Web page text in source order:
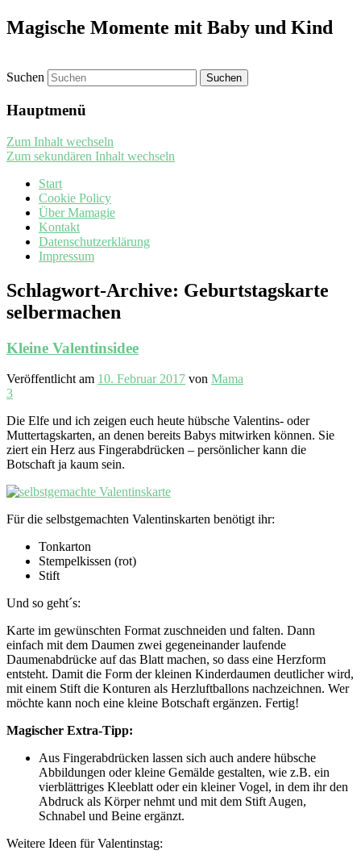
Magische Momente mit Baby und Kind
Suchen
Hauptmenü
Zum Inhalt wechseln
Zum sekundären Inhalt wechseln
Start
Cookie Policy
Über Mamagie
Kontakt
Datenschutzerklärung
Impressum
Schlagwort-Archive: Geburtstagskarte
selbermachen
Kleine Valentinsidee
Veröffentlicht am 10. Februar 2017 von Mama
3
Die Elfe und ich zeigen euch heute hübsche Valentins- oder
Muttertagskarten, an denen bereits Babys mitwirken können. Sie
ziert ein Herz aus Fingerabdrücken – persönlicher kann die
Botschaft ja kaum sein.
Für die selbstgemachten Valentinskarten benötigt ihr:
Tonkarton
Stempelkissen (rot)
Stift
Und so geht´s:
Karte im gewünschten Format zuschneiden und falten. Dann
einfach mit dem Daumen zwei gegeneinander laufende
Daumenabdrücke auf das Blatt machen, so dass eine Herzform
entsteht. Damit die Form der kleinen Kinderdaumen deutlicher wird,
mit einem Stift die Konturen als Herzluftballons nachzeichnen. Wer
möchte kann noch eine kleine Botschaft ergänzen. Fertig!
Magischer Extra-Tipp:
Aus Fingerabdrücken lassen sich auch andere hübsche
Abbildungen oder kleine Gemälde gestalten, wie z.B. ein
vierblättriges Kleeblatt oder ein kleiner Vogel, in dem ihr den
Abdruck als Körper nehmt und mit dem Stift Augen,
Schnabel und Beine ergänzt.
Weitere Ideen für Valentinstag: